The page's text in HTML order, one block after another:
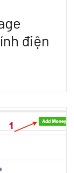
điện